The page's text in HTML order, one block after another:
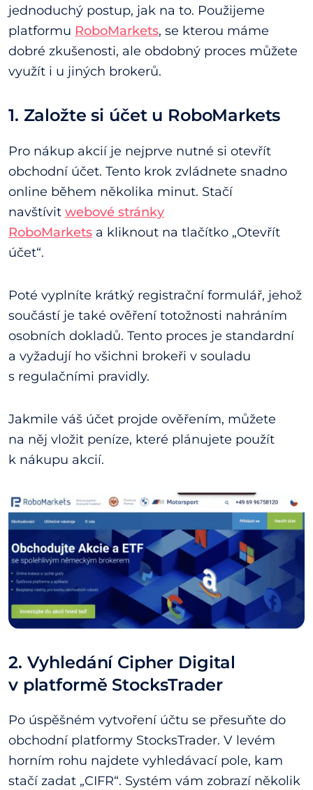
jednoduchý postup, jak na to. Použijeme
platformu RoboMarkets, se kterou máme
dobré zkušenosti, ale obdobný proces můžete
využít i u jiných brokerů.
1. Založte si účet u RoboMarkets
Pro nákup akcií je nejprve nutné si otevřít
obchodní účet. Tento krok zvládnete snadno
online během několika minut. Stačí
navštívit webové stránky
RoboMarkets a kliknout na tlačítko „Otevřít
účet“.
Poté vyplníte krátký registrační formulář, jehož
součástí je také ověření totožnosti nahráním
osobních dokladů. Tento proces je standardní
a vyžadují ho všichni brokeři v souladu
s regulačními pravidly.
Jakmile váš účet projde ověřením, můžete
na něj vložit peníze, které plánujete použít
k nákupu akcií.
2. Vyhledání Cipher Digital
v platformě StocksTrader
Po úspěšném vytvoření účtu se přesuňte do
obchodní platformy StocksTrader. V levém
horním rohu najdete vyhledávací pole, kam
stačí zadat „CIFR“. Systém vám zobrazí několik